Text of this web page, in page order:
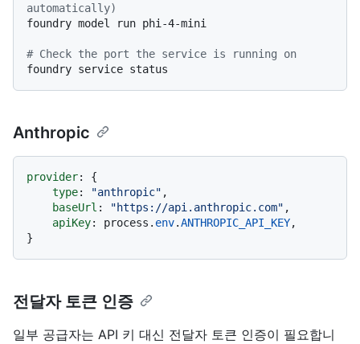
automatically)
foundry model run phi-4-mini
# Check the port the service is running on
Anthropic
provider: {
type: "anthropic" ,
baseUrl : "https://api.anthropic.com" ,
apiKey: process. env.ANTHROPIC_API_KEY,
전달자 토큰 인증
일부 공급자는 API 키 대신 전달자 토큰 인증이 필요합니